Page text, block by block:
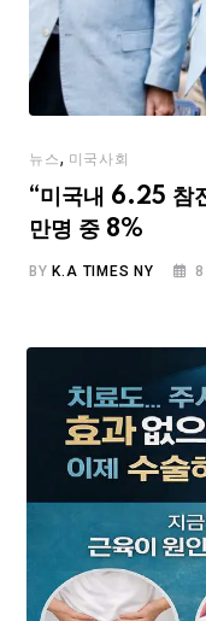
뉴스, 미국사회
“미국내 6.25 참
만명 중 8%
BY K.A TIMES NY